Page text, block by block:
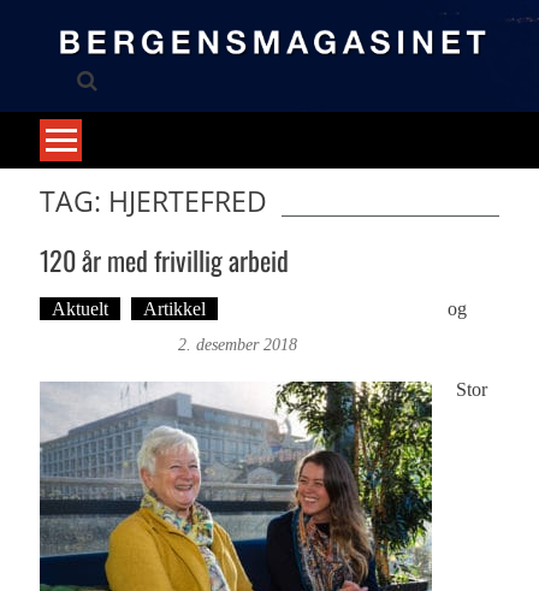
TAG: HJERTEFRED
120 år med frivillig arbeid
Aktuelt Artikkel
og
2. desember 2018
Stor